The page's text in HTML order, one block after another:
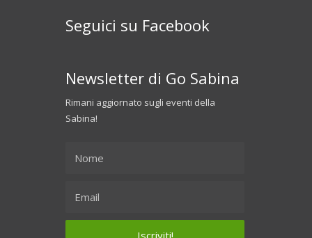
Seguici su Facebook
Newsletter di Go Sabina
Rimani aggiornato sugli eventi della
Sabina!